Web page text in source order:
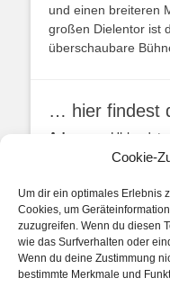
Cookie-
Um dir ein optimales Erlebnis
Cookies, um
zuzugreifen. Wenn du diesen
wie das Surfverhalten oder
Wenn du deine Zustimmung
bestimmte Merkmale und
und einen breiteren
großen Dielentor ist
überschaubare
… hier findest
Adresse:
49134 Wallenhorst